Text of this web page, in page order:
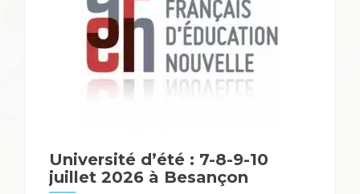
Université d’été : 7-8-9-10
juillet 2026 à Besançon